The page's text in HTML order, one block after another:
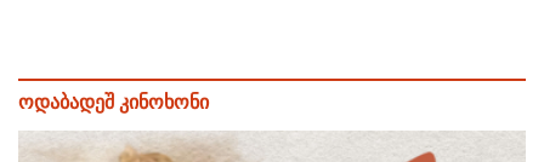
ოდაბადეშ კინოხონი